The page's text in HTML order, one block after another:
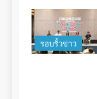
รอบรั้วข่าว